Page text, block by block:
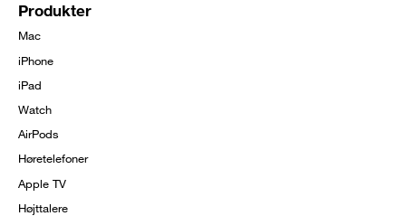
Footer
menu
Produkter
Mac
iPhone
iPad
Watch
AirPods
Høretelefoner
Apple TV
Højttalere